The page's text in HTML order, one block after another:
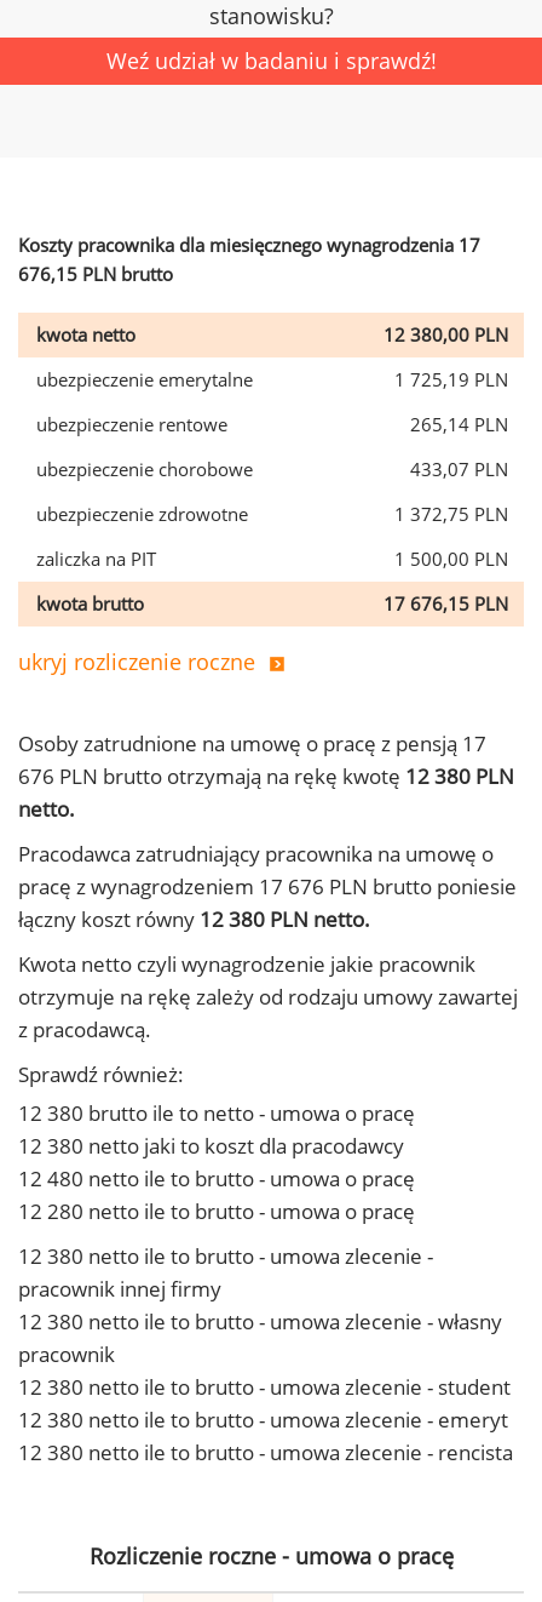
stanowisku?
Weź udział w badaniu i sprawdź!
Koszty pracownika dla miesięcznego wynagrodzenia 17
676,15 PLN brutto
kwota netto
12 380,00 PLN
ubezpieczenie emerytalne
1 725,19 PLN
ubezpieczenie rentowe
265,14 PLN
ubezpieczenie chorobowe
433,07 PLN
ubezpieczenie zdrowotne
1 372,75 PLN
zaliczka na PIT
1 500,00 PLN
kwota brutto
17 676,15 PLN
ukryj rozliczenie roczne
Osoby zatrudnione na umowę o pracę z pensją 17
676 PLN brutto otrzymają na rękę kwotę 12 380 PLN
netto.
Pracodawca zatrudniający pracownika na umowę o
pracę z wynagrodzeniem 17 676 PLN brutto poniesie
łączny koszt równy 12 380 PLN netto.
Kwota netto czyli wynagrodzenie jakie pracownik
otrzymuje na rękę zależy od rodzaju umowy zawartej
z pracodawcą.
Sprawdź również:
12 380 brutto ile to netto - umowa o pracę
12 380 netto jaki to koszt dla pracodawcy
12 480 netto ile to brutto - umowa o pracę
12 280 netto ile to brutto - umowa o pracę
12 380 netto ile to brutto - umowa zlecenie -
pracownik innej firmy
12 380 netto ile to brutto - umowa zlecenie - własny
pracownik
12 380 netto ile to brutto - umowa zlecenie - student
12 380 netto ile to brutto - umowa zlecenie - emeryt
12 380 netto ile to brutto - umowa zlecenie - rencista
Rozliczenie roczne - umowa o pracę